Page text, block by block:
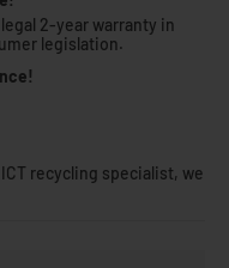
2-year warranty in
legislation.
recycling specialist, we